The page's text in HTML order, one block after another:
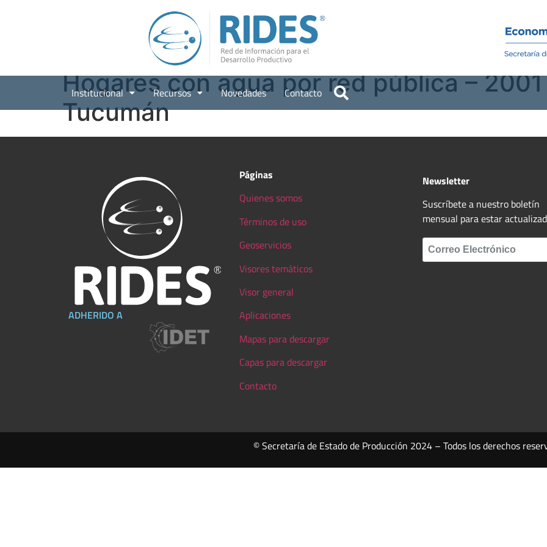
Institucional Recursos Novedades Contacto
Hogares con agua por red pública – 2001
Tucumán
ADHERIDO A
Páginas
Quienes somos
Términos de uso
Geoservicios
Visores temáticos
Visor general
Aplicaciones
Mapas para descargar
Capas para descargar
Contacto
Newsletter
Suscríbete a nuestro boletín
mensual para estar
© Secretaría de Estado de Producción 2024 – Todos los derechos